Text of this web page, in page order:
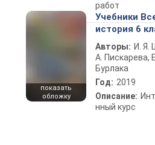
работ
показать
обложку
Учебники
история 6
Авторы: И. Я.
А. Пискарева,
Бурлака
Год: 2019
Описание:
нный курс